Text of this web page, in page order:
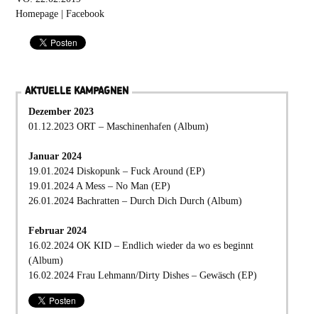
Homepage| Facebook
AKTUELLE KAMPAGNEN
Dezember 2023
01.12.2023 ORT – Maschinenhafen (Album)
Januar 2024
19.01.2024 Diskopunk – Fuck Around (EP)
19.01.2024 A Mess – No Man (EP)
26.01.2024 Bachratten – Durch Dich Durch (Album)
Februar 2024
16.02.2024 OK KID – Endlich wieder da wo es beginnt
(Album)
16.02.2024 Frau Lehmann/Dirty Dishes – Gewäsch (EP)